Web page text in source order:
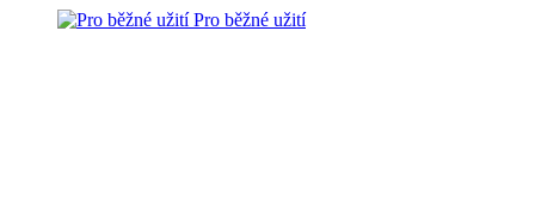
Pro běžné užití